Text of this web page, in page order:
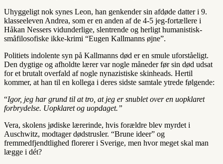
Uhyggeligt nok synes Leon, han genkender sin afdøde datter i 9.
klasseeleven Andrea, som er en anden af de 4-5 jeg-fortællere i
Håkan Nessers vidunderlige, slentrende og herligt humanistisk-
småfilosofiske ikke-krimi “Eugen Kallmanns øjne”.
Politiets indolente syn på Kallmanns død er en smule uforståeligt.
Den dygtige og afholdte lærer var nogle måneder før sin død udsat
for et brutalt overfald af nogle nynazistiske skinheads. Hertil
kommer, at han til en kollega i deres sidste samtale ytrede følgende:
“Igor, jeg har grund til at tro, at jeg er snublet over en uopklaret
forbrydelse. Uopklaret og uopdaget.”
Vera, skolens jødiske lærerinde, hvis forældre blev myrdet i
Auschwitz, modtager dødstrusler. “Brune ideer” og
fremmedfjendtlighed florerer i Sverige, men hvor meget skal man
lægge i dét?